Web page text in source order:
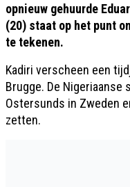
opnieuw gehuurde
(20) staat op het punt
te tekenen.
Kadiri verscheen een
Brugge. De
Ostersunds in Zweden
zetten.